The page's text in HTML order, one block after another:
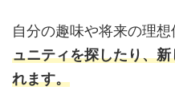
自分の趣味や将来の理想
ュニティを探したり、
れます。